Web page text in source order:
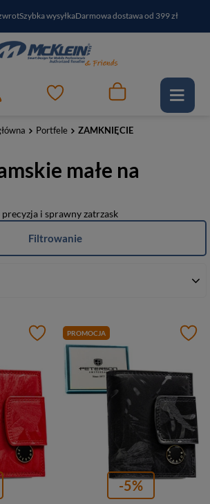
Szybka wysyłkaDarmowa dostawa od 399 zł
za30 dniZapisz się do newslettera i odbierz RABAT
Portfele ZAMKNIĘCIE
małe na
i sprawny zatrzask
Filtrowanie
PROMOCJA
-5%